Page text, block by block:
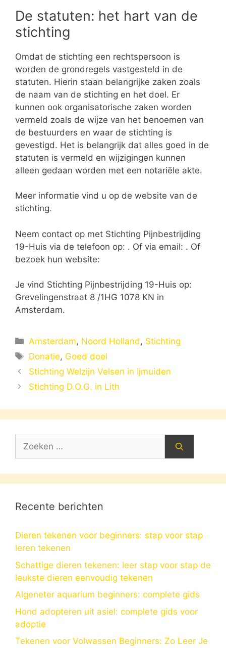
De statuten: het hart van de
stichting
Omdat de stichting een rechtspersoon is
worden de grondregels vastgesteld in de
statuten. Hierin staan belangrijke zaken zoals
de naam van de stichting en het doel. Er
kunnen ook organisatorische zaken worden
vermeld zoals de wijze van het benoemen van
de bestuurders en waar de stichting is
gevestigd. Het is belangrijk dat alles goed in de
statuten is vermeld en wijzigingen kunnen
alleen gedaan worden met een notariële akte.
Meer informatie vind u op de website van de
stichting.
Neem contact op met Stichting Pijnbestrijding
19-Huis via de telefoon op: . Of via email: . Of
bezoek hun website:
Je vind Stichting Pijnbestrijding 19-Huis op:
Grevelingenstraat 8 /1HG 1078 KN in
Amsterdam.
Categorieën
Amsterdam, Noord Holland, Stichting
Tags
Donatie, Goed doel
Stichting Welzijn Velsen in Ijmuiden
Stichting D.O.G. in Lith
Zoek
Recente berichten
Dieren tekenen voor beginners: stap voor stap
leren tekenen
Schattige dieren tekenen: leer stap voor stap de
leukste dieren eenvoudig tekenen
Algeneter aquarium beginners: complete gids
Hond adopteren uit asiel: complete gids voor
adoptie
Tekenen voor Volwassen Beginners: Zo Leer Je